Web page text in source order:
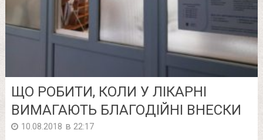
ЩО РОБИТИ, КОЛИ У ЛІКАРНІ
ВИМАГАЮТЬ БЛАГОДІЙНІ ВНЕСКИ
10.08.2018 в 22:17